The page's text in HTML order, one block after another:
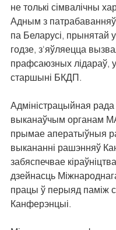
не толькі сімвалічны
Адным з
па Беларусі, прынятай
годзе, з'яўляецца
прафсаюзных лідараў,
старшыні БКДП.
Адміністрацыйная
выканаўчым органам
прымае аператыўныя
выкананні рашэнняў
забяспечвае
дзейнасць
працы ў перыяд паміж
Канферэнцыі.